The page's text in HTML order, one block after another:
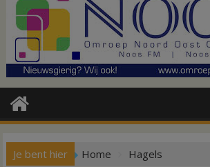
Je bent hier Home Hagels